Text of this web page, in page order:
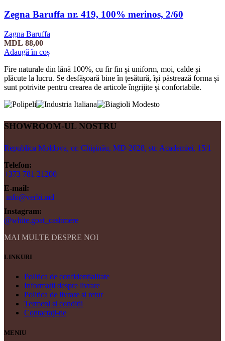
Zegna Baruffa nr. 419, 100% merinos, 2/60
Zagna Baruffa
MDL 88,00
Adaugă în coș
Fire naturale din lână 100%, cu fir fin și uniform, moi, calde și
plăcute la lucru. Se desfășoară bine în țesătură, își păstrează forma și
sunt potrivite pentru crearea de articole îngrijite și confortabile.
SHOWROOM-UL NOSTRU
Republica Moldova, or. Chișinău, MD-2028, str. Academiei, 15/1
Telefon:
+373 781 21200
E-mail:
info@verbi.md
Instagram:
@white.goat_cashmere
MAI MULTE DESPRE NOI
LINKURI
Politica de confidențialitate
Informații despre livrare
Politica de livrare și retur
Termeni și condiții
Contactați-ne
MENIU